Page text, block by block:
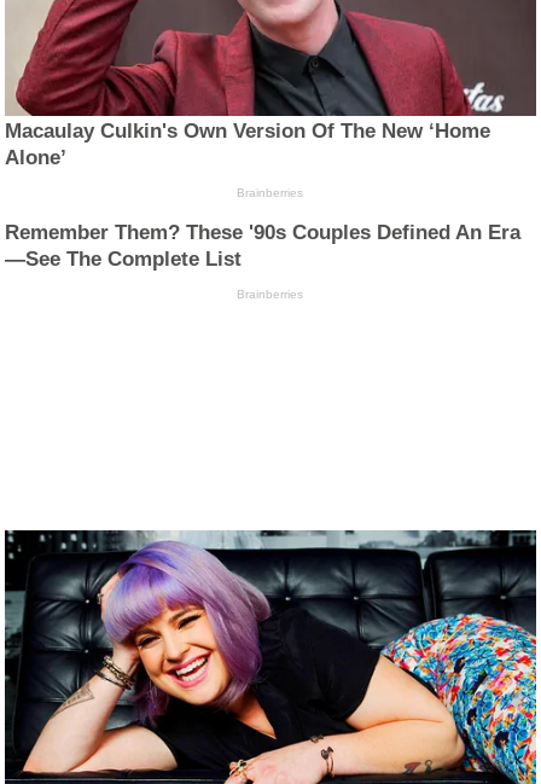
Macaulay Culkin's Own Version Of The New ‘Home
Alone’
Brainberries
Remember Them? These '90s Couples Defined An Era
—See The Complete List
Brainberries